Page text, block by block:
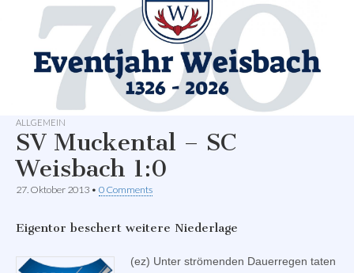
ALLGEMEIN
SV Muckental – SC
Weisbach 1:0
27. Oktober 2013 • 0 Comments
Eigentor beschert weitere Niederlage
(ez) Unter strömenden Dauerregen taten